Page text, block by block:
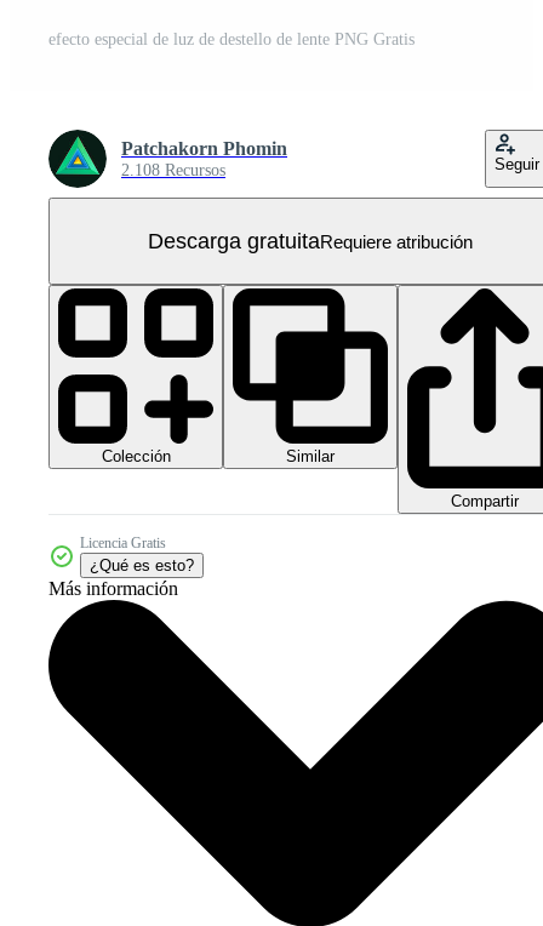
efecto especial de luz de destello de lente PNG Gratis
Patchakorn Phomin
2.108 Recursos Seguir
Descarga gratuitaRequiere atribución
Colección Similar
Compartir
Licencia Gratis
¿Qué es esto?
Más información